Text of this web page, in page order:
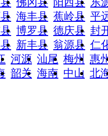
海丰县 蕉岭县 平
博罗县 德庆县 封
新丰县 翁源县 仁
河源 汕尾 梅州 惠
韶关 海南 中山 北